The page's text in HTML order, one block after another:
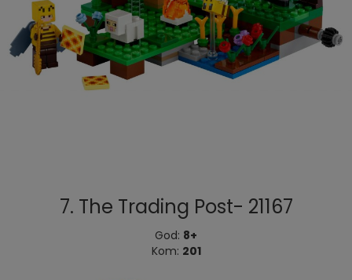
7. The Trading Post- 21167
God: 8+
Kom: 201